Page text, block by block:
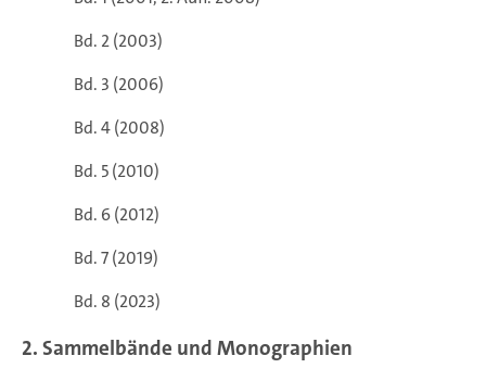
Bd. 2 (2003)
Bd. 3 (2006)
Bd. 4 (2008)
Bd. 5 (2010)
Bd. 6 (2012)
Bd. 7 (2019)
Bd. 8 (2023)
2. Sammelbände und Monographien